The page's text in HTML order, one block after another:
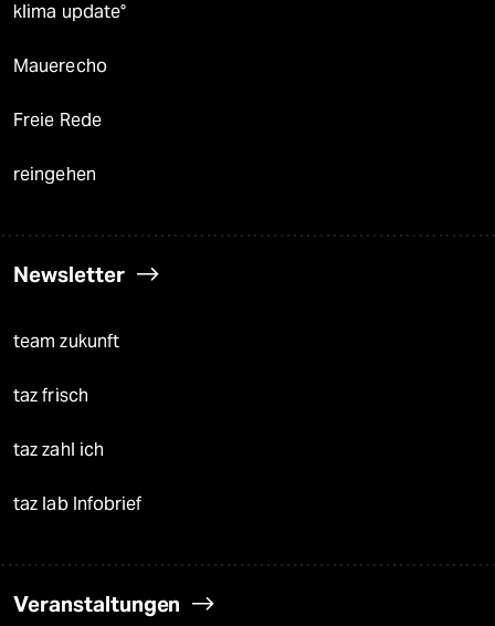
klima update°
Mauerecho
Freie Rede
reingehen
Newsletter
team zukunft
taz frisch
taz zahl ich
taz lab Infobrief
Veranstaltungen